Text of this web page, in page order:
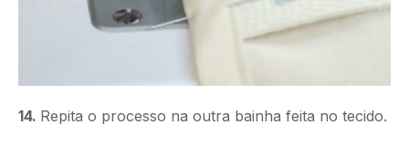
14. Repita o processo na outra bainha feita no tecido.